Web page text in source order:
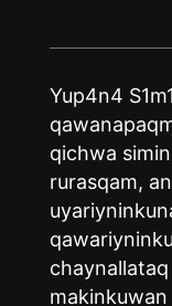
Yup4n4
qichwa
rurasqam,